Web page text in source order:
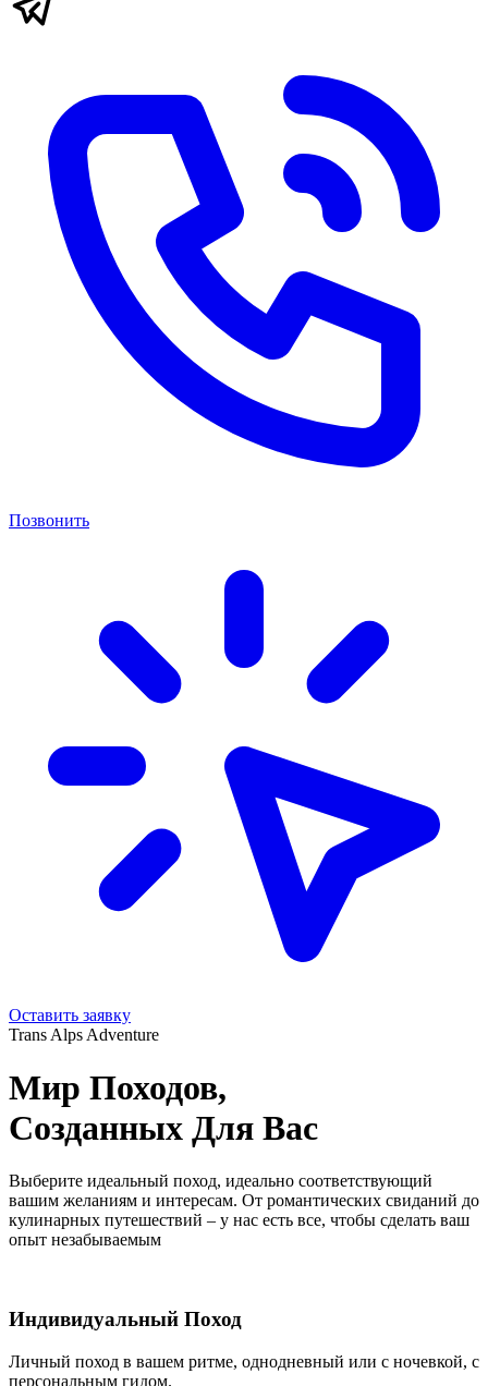
Позвонить
Оставить заявку
Trans Alps Adventure
Мир Походов,
Созданных Для Вас
Выберите идеальный поход, идеально соответствующий
вашим желаниям и интересам. От романтических свиданий до
кулинарных путешествий – у нас есть все, чтобы сделать ваш
опыт незабываемым
Индивидуальный Поход
Личный поход в вашем ритме, однодневный или с ночевкой, с
персональным гидом.